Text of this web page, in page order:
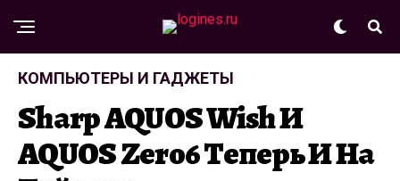
КОМПЬЮТЕРЫ И ГАДЖЕТЫ
Sharp AQUOS Wish И
AQUOS Zero6 Теперь И На